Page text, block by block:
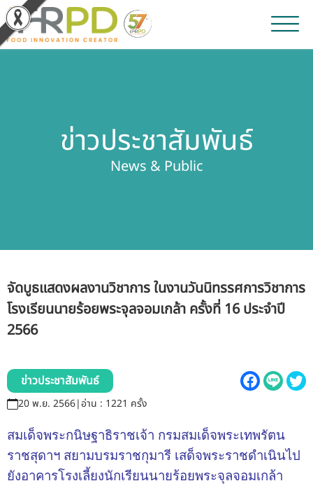
ผลิตภัณฑ์และจำหน่าย
เกี่ยวกับสถาบัน
บุคลากรสถาบัน
รับข้อร้องเรียนและข้อเสนอแนะ
ติดต่อเรา
สายตรงผู้บริหาร
ข่าวประชาสัมพันธ์
News & Public
จัดบูธแสดงผลงานวิชาการ ในงานวันนิทรรศการวิชาการ
โรงเรียนนายร้อยพระจุลจอมเกล้า ครั้งที่ 16 ประจำปี
2566
ข่าวประชาสัมพันธ์
20 พ.ย. 2566|อ่าน : 1221 ครั้ง
สมเด็จพระกนิษฐาธิราชเจ้า กรมสมเด็จพระเทพรัตน
ราชสุดาฯ สยามบรมราชกุมารี เสด็จพระราชดำเนินไป
ยังอาคารโรงเลี้ยงนักเรียนนายร้อยพระจุลจอมเกล้า